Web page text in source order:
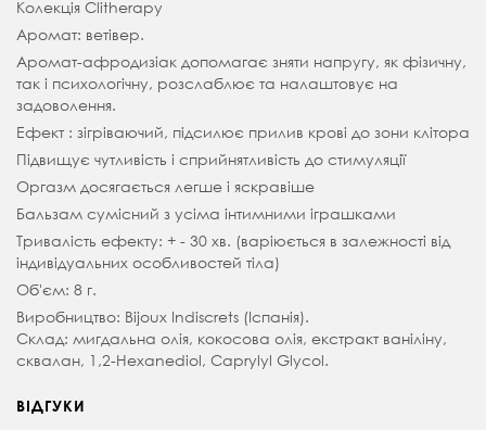
Колекція Clitherapy
Аромат: ветівер.
Аромат-афродизіак допомагає зняти напругу, як фізичну,
так і психологічну, розслаблює та налаштовує на
задоволення.
Ефект : зігріваючий, підсилює прилив крові до зони клітора
Підвищує чутливість і сприйнятливість до стимуляції
Оргазм досягається легше і яскравіше
Бальзам сумісний з усіма інтимними іграшками
Тривалість ефекту: + - 30 хв. (варіюється в залежності від
індивідуальних особливостей тіла)
Об'єм: 8 г.
Виробництво: Bijoux Indiscrets (Іспанія).
Склад: мигдальна олія, кокосова олія, екстракт ваніліну,
сквалан, 1,2-Hexanediol, Caprylyl Glycol.
ВІДГУКИ